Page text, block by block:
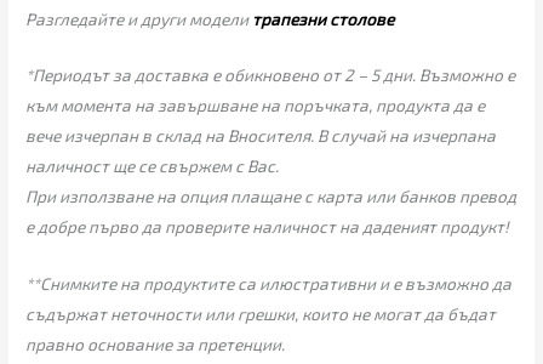
Разгледайте и други моделитрапезни столове
*Периодът за доставка е обикновено от 2 – 5 дни. Възможно е
към момента на завършване на поръчката, продукта да е
вече изчерпан в склад на Вносителя. В случай на изчерпана
наличност ще се свържем с Вас.
При използване на опция плащане с карта или банков превод
е добре първо да проверите наличност на даденият продукт!
**Снимките на продуктите са илюстративни и е възможно да
съдържат неточности или грешки, които не могат да бъдат
правно основание за претенции.